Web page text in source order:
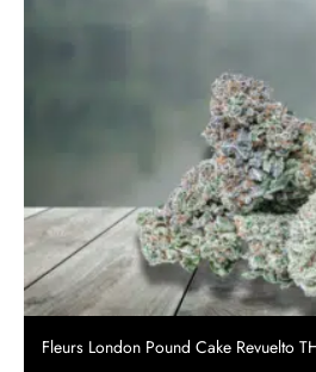
Fleurs London Pound Cake Revuelto